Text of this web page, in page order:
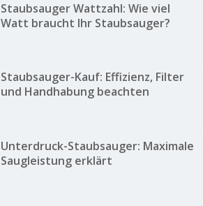
Staubsauger Wattzahl: Wie viel
Watt braucht Ihr Staubsauger?
Staubsauger-Kauf: Effizienz, Filter
und Handhabung beachten
Unterdruck-Staubsauger: Maximale
Saugleistung erklärt